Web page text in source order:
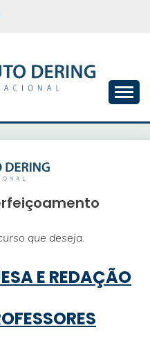
DERING
que deseja.
E REDAÇÃO